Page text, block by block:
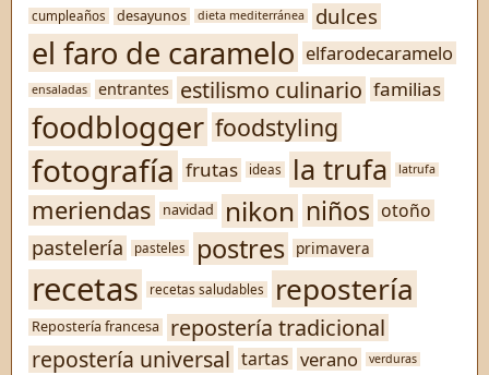
cumpleaños desayunos dieta mediterránea dulces
el faro de caramelo elfarodecaramelo
ensaladas entrantes estilismo culinario familias
foodblogger foodstyling
fotografía frutas ideas la trufa latrufa
meriendas navidad nikon niños otoño
pastelería pasteles postres primavera
recetas recetas saludables repostería
Repostería francesa
repostería tradicional
repostería universal tartas verano verduras